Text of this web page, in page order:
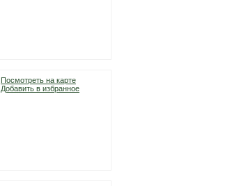
Посмотреть на карте
Добавить в избранное